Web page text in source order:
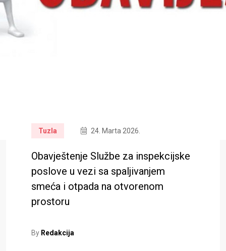
Tuzla 24. Marta 2026.
Obavještenje Službe za inspekcijske
poslove u vezi sa spaljivanjem
smeća i otpada na otvorenom
prostoru
By Redakcija